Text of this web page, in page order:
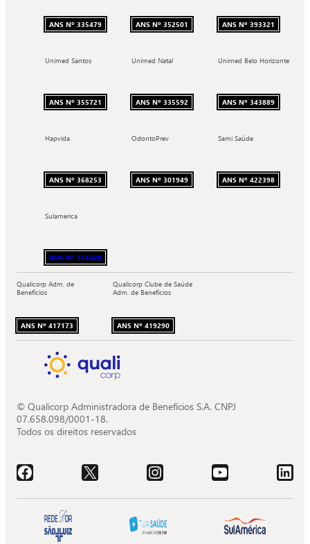
ANS Nº 335479 ANS Nº 352501 ANS Nº 393321
Unimed Santos
ANS Nº 355721
Unimed Natal
ANS Nº 335592
Unimed Belo Horizonte
ANS Nº 343889
Hapvida
ANS Nº 368253
OdontoPrev
ANS Nº 301949
Sami Saúde
ANS Nº 422398
Sulamerica
ANS Nº 416428
Qualicorp Adm. de
Benefícios
ANS Nº 417173
Qualicorp Clube de Saúde
Adm. de Benefícios
ANS Nº 419290
© Qualicorp Administradora de Benefícios S.A. CNPJ
07.658.098/0001-18.
Todos os direitos reservados
Acessar o Facebook da Quali. Acessar o X da Quali. Acessar o Instagram da Quali. Acessar o Youtube da Quali. Acessar o LinkedIn